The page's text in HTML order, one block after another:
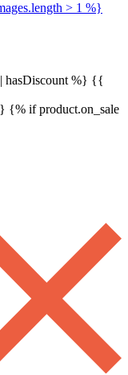
> 1 %}
%} {{
{% if product.on_sale